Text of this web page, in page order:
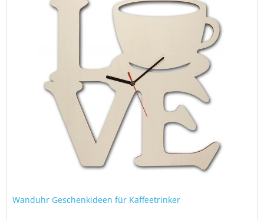
Wanduhr Geschenkideen für Kaffeetrinker